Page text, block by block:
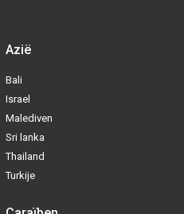
Azië
Bali
Israel
Malediven
Sri lanka
Thailand
Turkije